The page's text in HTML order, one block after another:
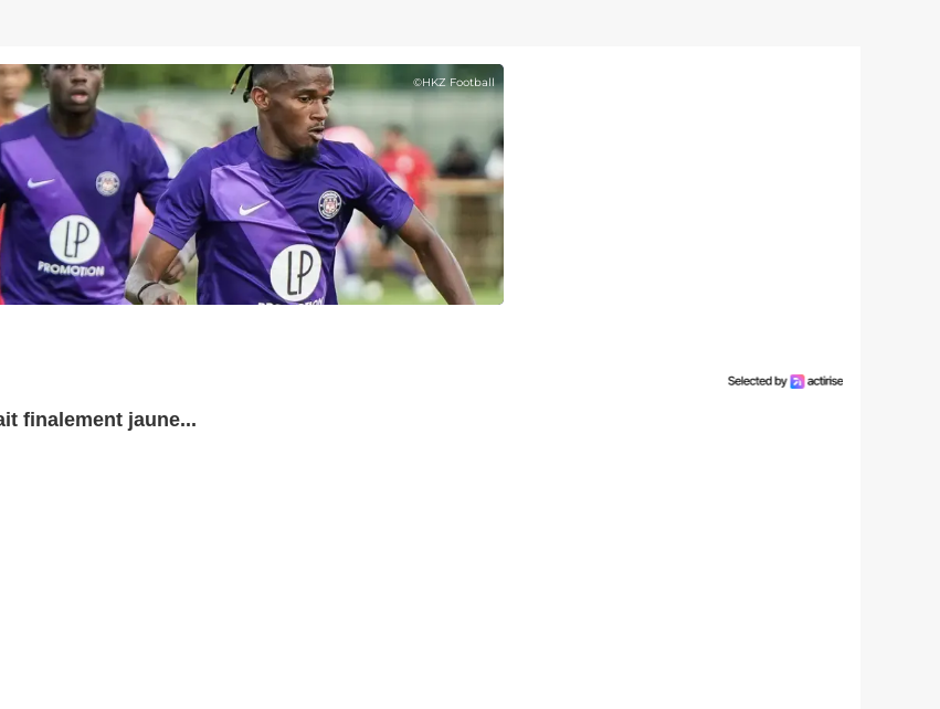
©HKZ Football
finalement jaune...